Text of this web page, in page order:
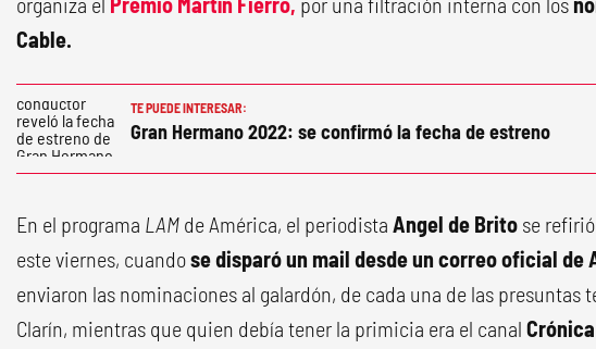
Cable.
TE PUEDE INTERESAR:
Gran Hermano 2022: se confirmó la fecha de estreno
En el programa LAM de América, el periodista Angel de Brito se
este viernes, cuandose disparó un mail desde un correo oficial de
enviaron las nominaciones al galardón, de cada una de las presuntas
Clarín, mientras que quien debía tener la primicia era el canal